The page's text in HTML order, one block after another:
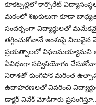
కూకట్పల్లిలో కార్పొరేట్
మఠంలో శిఖకులుగా కూడా బాధ్యత
సందర్భంగా విద్యార్థులతో
తగ్గించుకోవానే అంశంపై
ప్రయత్నాలలో విఫలమయ్యామని
ఏవిధంగా సద్వినియోగం
నిరాశతో కుంగిపోక మరింత
ఉదాహరణలతో వివరించి
డాక్టర్ వివేక్ మోడిగారు